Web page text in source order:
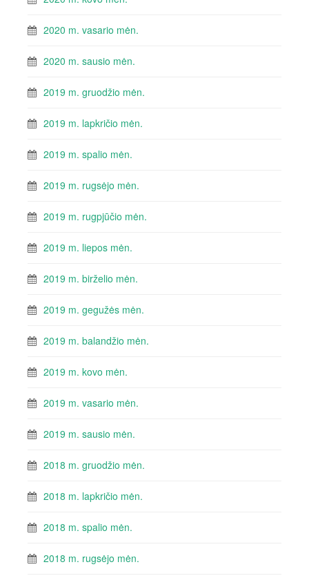
2020 m. vasario mėn.
2020 m. sausio mėn.
2019 m. gruodžio mėn.
2019 m. lapkričio mėn.
2019 m. spalio mėn.
2019 m. rugsėjo mėn.
2019 m. rugpjūčio mėn.
2019 m. liepos mėn.
2019 m. birželio mėn.
2019 m. gegužės mėn.
2019 m. balandžio mėn.
2019 m. kovo mėn.
2019 m. vasario mėn.
2019 m. sausio mėn.
2018 m. gruodžio mėn.
2018 m. lapkričio mėn.
2018 m. spalio mėn.
2018 m. rugsėjo mėn.